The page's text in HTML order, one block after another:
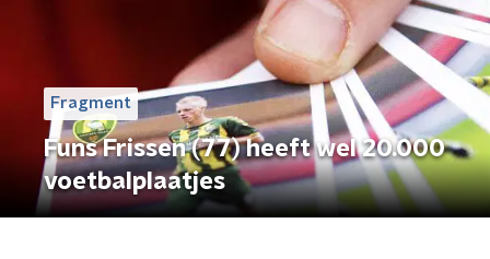
Fragment
Funs Frissen (77) heeft wel 20.000
voetbalplaatjes